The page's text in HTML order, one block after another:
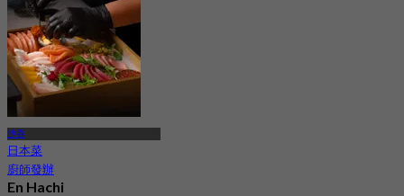
沙吞
日本菜
廚師發辦
En Hachi